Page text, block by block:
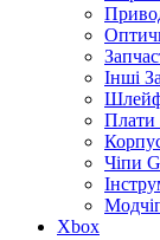
Інші
Плати
Чіпи
Xbox